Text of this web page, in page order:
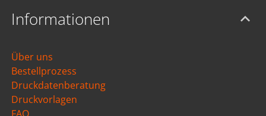
Informationen
Über uns
Bestellprozess
Druckdatenberatung
Druckvorlagen
FAQ